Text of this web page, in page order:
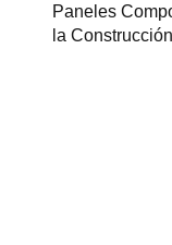
Paneles
la